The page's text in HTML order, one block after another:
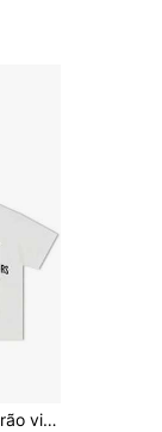
do futebol